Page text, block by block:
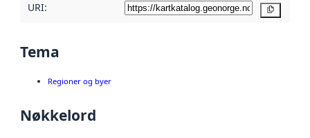
URI:
Tema
Regioner og byer
Nøkkelord